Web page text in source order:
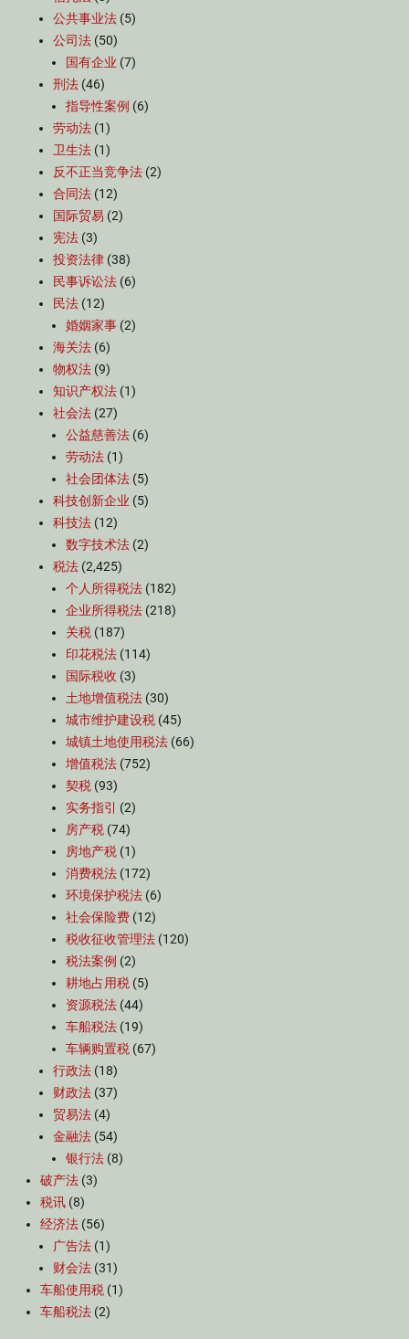
公共事业法 (5)
公司法 (50)
国有企业 (7)
刑法 (46)
指导性案例 (6)
劳动法 (1)
卫生法 (1)
反不正当竞争法 (2)
合同法 (12)
国际贸易 (2)
宪法 (3)
投资法律 (38)
民事诉讼法 (6)
民法 (12)
婚姻家事 (2)
海关法 (6)
物权法 (9)
知识产权法 (1)
社会法 (27)
公益慈善法 (6)
劳动法 (1)
社会团体法 (5)
科技创新企业 (5)
科技法 (12)
数字技术法 (2)
税法 (2,425)
个人所得税法 (182)
企业所得税法 (218)
关税 (187)
印花税法 (114)
国际税收 (3)
土地增值税法 (30)
城市维护建设税 (45)
城镇土地使用税法 (66)
增值税法 (752)
契税 (93)
实务指引
(2)
房产税 (74)
房地产税 (1)
消费税法 (172)
环境保护税法 (6)
社会保险费 (12)
税收征收管理法 (120)
税法案例 (2)
耕地占用税 (5)
资源税法 (44)
车船税法 (19)
车辆购置税 (67)
行政法 (18)
财政法 (37)
贸易法 (4)
金融法 (54)
银行法 (8)
破产法 (3)
税讯 (8)
经济法 (56)
广告法 (1)
财会法 (31)
车船使用税 (1)
车船税法 (2)